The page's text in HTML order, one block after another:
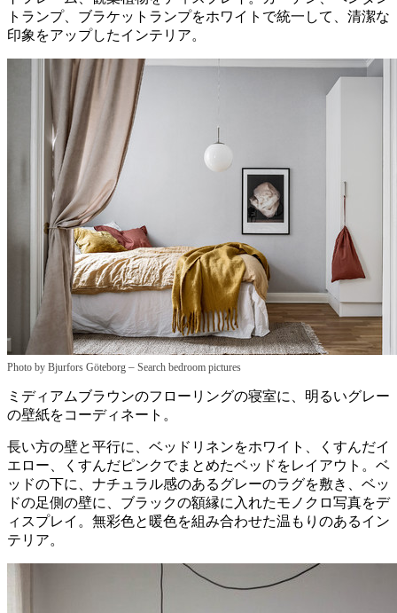
トランプ、ブラケットランプをホワイトで統一して、清潔な
印象をアップしたインテリア。
Photo by Bjurfors Göteborg – Search bedroom pictures
ミディアムブラウンのフローリングの寝室に、明るいグレー
の壁紙をコーディネート。
長い方の壁と平行に、ベッドリネンをホワイト、くすんだイ
エロー、くすんだピンクでまとめたベッドをレイアウト。ベ
ッドの下に、ナチュラル感のあるグレーのラグを敷き、ベッ
ドの足側の壁に、ブラックの額縁に入れたモノクロ写真をデ
ィスプレイ。無彩色と暖色を組み合わせた温もりのあるイン
テリア。